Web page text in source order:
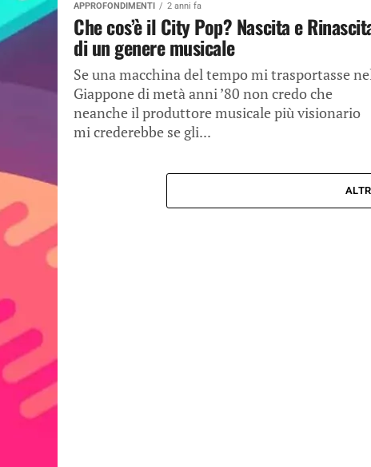
APPROFONDIMENTI 2 anni fa
Che cos’è il City Pop? Nascita e
di un genere musicale
Se una macchina del tempo mi trasportasse
Giappone di metà anni ’80 non credo che
neanche il produttore musicale più visionario
mi crederebbe se gli...